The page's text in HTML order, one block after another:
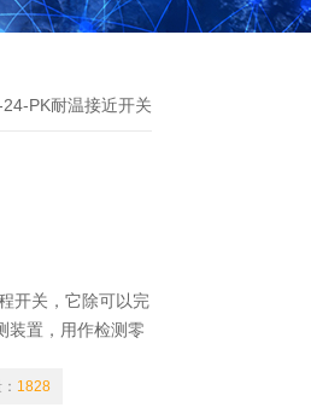
PK耐温接近开关
开关，它除可以完
装置，用作检测零
耗、复定位 度、
1828